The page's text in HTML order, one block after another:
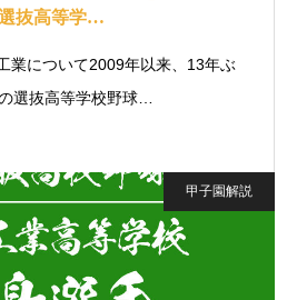
抜高等学…
業について2009年以来、13年ぶ
選抜高等学校野球…
甲子園解説